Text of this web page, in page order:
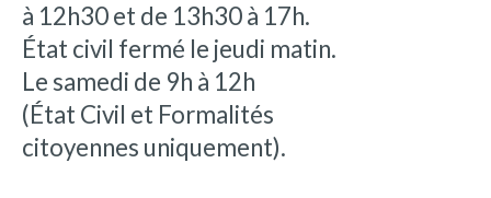
à 12h30 et de 13h30 à 17h.
État civil fermé le jeudi matin.
Le samedi de 9h à 12h
(État Civil et Formalités
citoyennes uniquement).